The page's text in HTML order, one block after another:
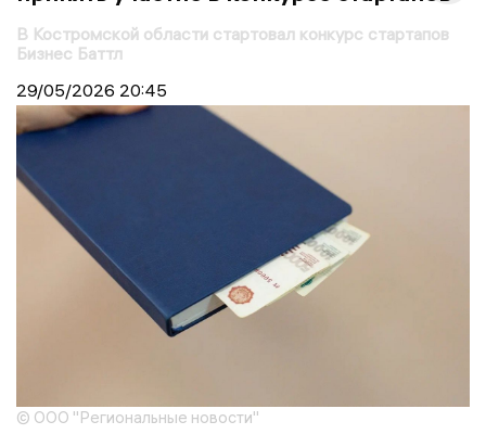
В Костромской области стартовал конкурс стартапов
Бизнес Баттл
29/05/2026 20:45
© ООО "Региональные новости"